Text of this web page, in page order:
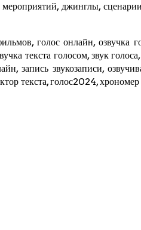
джинглы,
голос онлайн, озвучка
текста голосом, звук
запись звукозаписи,
текста, голос2024,хрономер